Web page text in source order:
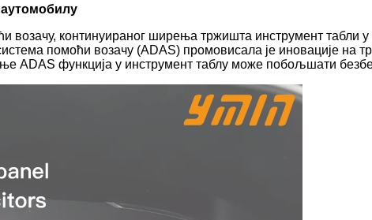
аутомобилу
возачу, континуираног ширења тржишта инструмент табли
помоћи возачу (ADAS) промовисала је иновације на
ADAS функција у инструмент таблу може побољшати